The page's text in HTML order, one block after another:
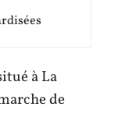
à La
de